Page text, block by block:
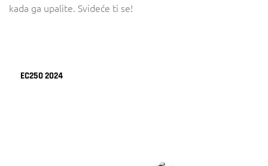
kada ga upalite. Svideće ti se!
EC250 2024